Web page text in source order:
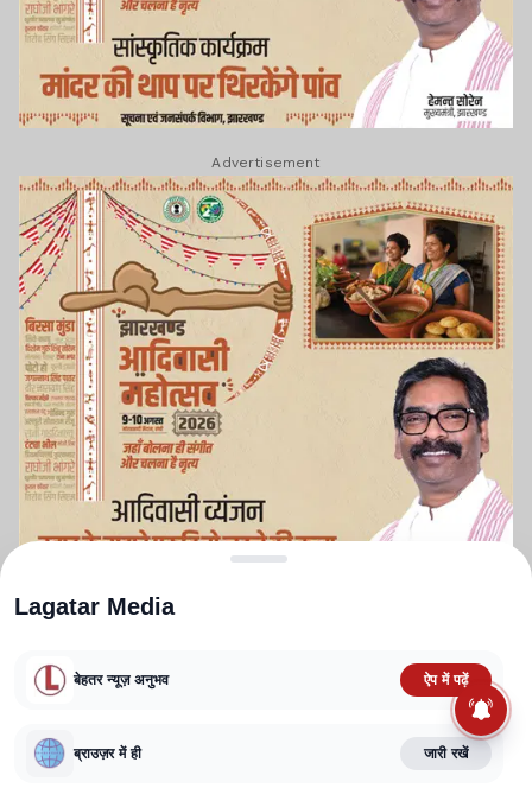
Advertisement
TERMS AND CONDITIONS
CORRECTIONS POLICY
FACT CHECKING POLICY
Lagatar Media
बेहतर न्यूज़ अनुभव ऐप में पढ़ें
ब्राउज़र में ही जारी रखें